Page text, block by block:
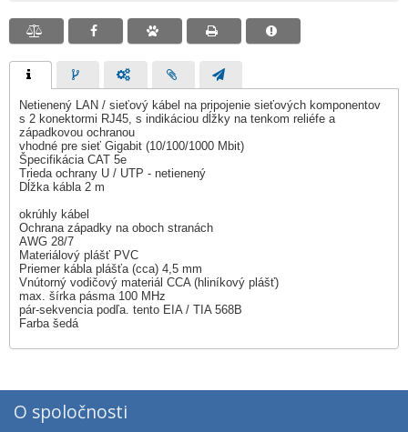
Netienený LAN / sieťový kábel na pripojenie sieťových komponentov
s 2 konektormi RJ45, s indikáciou dĺžky na tenkom reliéfe a
západkovou ochranou
vhodné pre sieť Gigabit (10/100/1000 Mbit)
Špecifikácia CAT 5e
Trieda ochrany U / UTP - netienený
Dĺžka kábla 2 m
okrúhly kábel
Ochrana západky na oboch stranách
AWG 28/7
Materiálový plášť PVC
Priemer kábla plášťa (cca) 4,5 mm
Vnútorný vodičový materiál CCA (hliníkový plášť)
max. šírka pásma 100 MHz
pár-sekvencia podľa. tento EIA / TIA 568B
Farba šedá
O spoločnosti